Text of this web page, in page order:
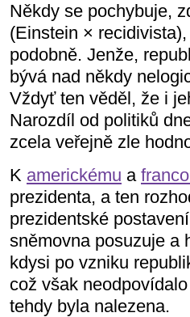
Někdy se pochybuje,
(Einstein ×
podobně. Jenže,
bývá nad někdy
Vždyť ten věděl, že i
Narozdíl od politiků
zcela veřejně zle
K americkému a
prezidenta, a ten
prezidentské
sněmovna posuzuje a
kdysi po vzniku
což však neodpovídalo
tehdy byla nalezena.